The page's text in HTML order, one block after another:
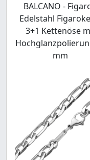
BALCANO -
Edelstahl
3+1 Kettenöse
mm